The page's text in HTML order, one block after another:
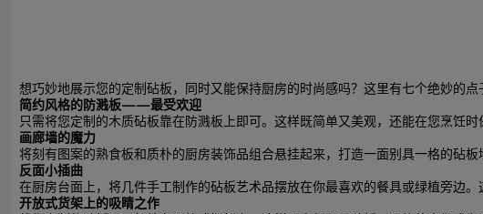
想巧妙地展示您的定制砧板，同时又能保持厨房的时尚感吗？这里有七个绝妙的点
简约风格的防溅板——最受欢迎
只需将您定制的木质砧板靠在防溅板上即可。这样既简单又美观，还能在您烹饪时
画廊墙的魔力
将刻有图案的熟食板和质朴的厨房装饰品组合悬挂起来，打造一面别具一格的砧板
反面小插曲
在厨房台面上，将几件手工制作的砧板艺术品摆放在你最喜欢的餐具或绿植旁边。
开放式货架上的吸睛之作